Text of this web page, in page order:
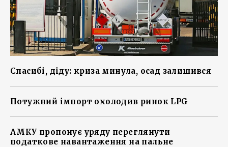
Спасибі, діду: криза минула, осад залишився
Потужний імпорт охолодив ринок LPG
АМКУ пропонує уряду переглянути
податкове навантаження на пальне